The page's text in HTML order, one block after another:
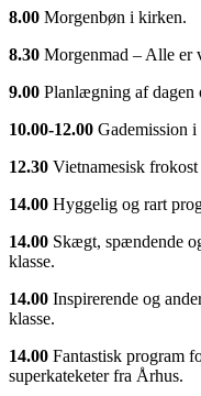
8.00 Morgenbøn i kirken.
8.30 Morgenmad – Alle er
9.00 Planlægning af dagen
10.00-12.00 Gademission i
12.30 Vietnamesisk
14.00 Hyggelig og rart
14.00 Skægt, spændende
klasse.
14.00 Inspirerende og
klasse.
14.00 Fantastisk program
superkateketer fra Århus.